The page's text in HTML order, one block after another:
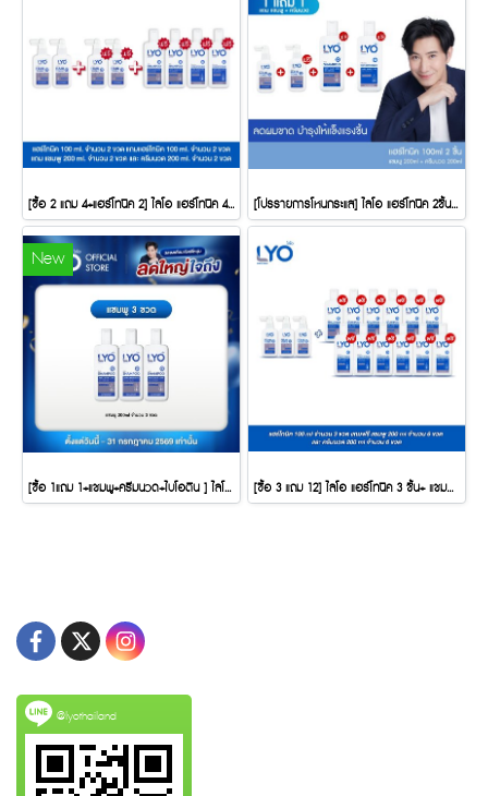
[ซื้อ 2 แถม 4+แฮร์โทนิค 2] ไลโอ แฮร์โทนิค 4ชิ้น (100 มล.) + แชมพู 2ชิ้น (200 มล.) + ครีมนวดผม 2ชิ้น (200 มล.) [โปรรายการโหนกระแส] ไลโอ แฮร์โทนิค 2ชิ้น (100 มล.) + แชมพู 1 ชิ้น (200 มล.) + ครีมนวดผม 1ชิ้น (200 มล.)
New
[ซื้อ 1แถม 1+แชมพู+ครีมนวด+ไบโอติน ] ไลโอ แฮร์โทนิค 2ชิ้น + แชมพู 1ชิ้น + ครีมนวดผม 1ชิ้น + ไบโอติน 1 กระปุก [ซื้อ 3 แถม 12] ไลโอ แฮร์โทนิค 3 ชิ้น+ แชมพู 9 ชิ้น+ ครีมนวดผม 3 ชิ้น
@lyothailand